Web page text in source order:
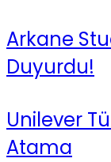
Arkane
Duyurdu!
Unilever
Atama